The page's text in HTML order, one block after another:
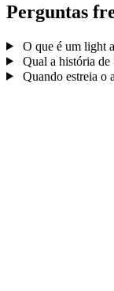
Perguntas
O que é um light
Qual a história de
Quando estreia o